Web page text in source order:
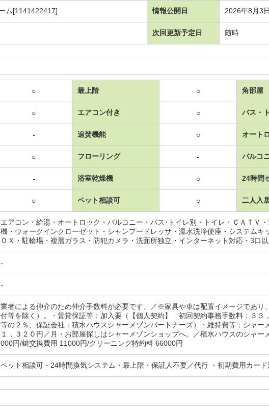
ム[1141422417] 情報公開日 2026年8月3日
次回更新予定日 随時
○ 最上階 ○ 角部屋
○ エアコン付き ○ バス・
- 追焚機能 ○ オート
○ フローリング - バルコ
- 浴室乾燥機 ○ 24時間
○ ペット相談可 ○ 二人入
エアコン・給湯・オートロック・バルコニー・バス･トイレ別・トイレ・ＣＡＴＶ
機・ウォークインクローゼット・シャンプードレッサ・温水洗浄便座・システムキ
ＯＸ・駐輪場・複層ガラス・防犯カメラ・洗面所独立・インターネット対応・3口
-
-
業者による仲介のため仲介手数料が必要です。／※家具や車は配置イメージであり
付等を除く）。・賃貸保証等：加入要（【個人契約】 初回契約事務手数料：３３
等の２％、保証会社：積水ハウスシャーメゾンパートナーズ）・維持費等：シャー
１，３２０円／月・お部屋探しはシャーメゾンショップへ。／積水ハウスのシャ
000円/鍵交換費用 11000円/クリーニング特約料 66000円
ペット相談可・24時間換気システム・最上階・保証人不要／代行 ・初期費用カー